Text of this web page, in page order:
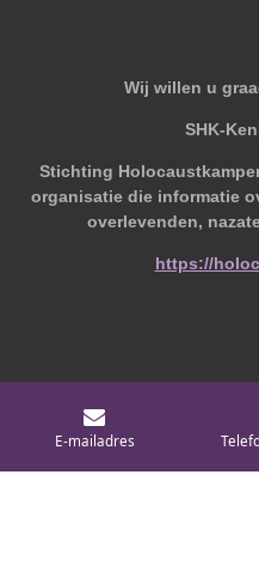
Wij willen u
SHK-
Stichting
organisatie die informatie
overlevenden,
https://
© 2019 - 2026 Behoudvanoud
Powered byJouwWeb
E-mailadres